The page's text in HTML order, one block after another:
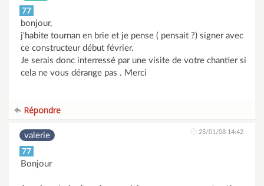
77
bonjour,
j'habite tournan en brie et je pense ( pensait ?) signer avec
ce constructeur début février.
Je serais donc interressé par une visite de votre chantier si
cela ne vous dérange pas . Merci
Répondre
valerie 25/01/08 14:42
77
Bonjour